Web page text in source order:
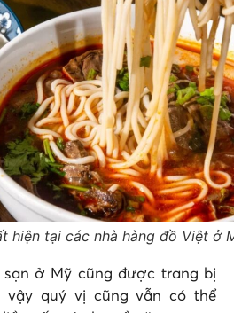
hiện tại các nhà hàng đồ Việt ở
sạn ở Mỹ cũng được trang bị
vậy quý vị cũng vẫn có thể